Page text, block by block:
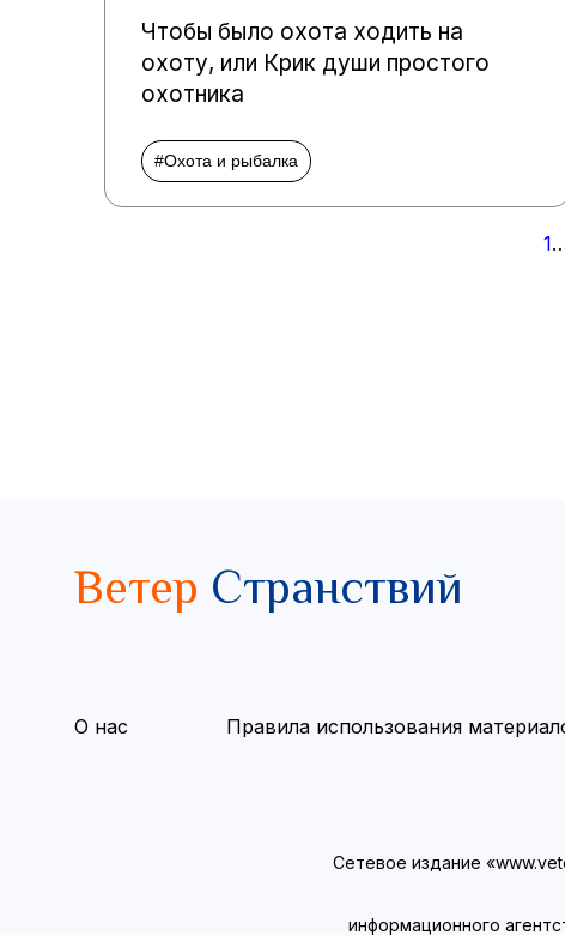
Чтобы было охота ходить на
охоту, или Крик души простого
охотника
#Охота и рыбалка
1
Ветер Странствий
О нас Правила использования
Сетевое издание
информационного